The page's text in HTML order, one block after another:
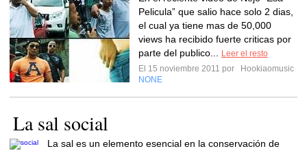
Pelicula” que salio hace solo 2 dias,
el cual ya tiene mas de 50,000
views ha recibido fuerte criticas por
parte del publico...
Leer el resto
El 15 noviembre 2011 por
Hookiaomusic
NONE
La sal social
La sal es un elemento esencial en la conservación de